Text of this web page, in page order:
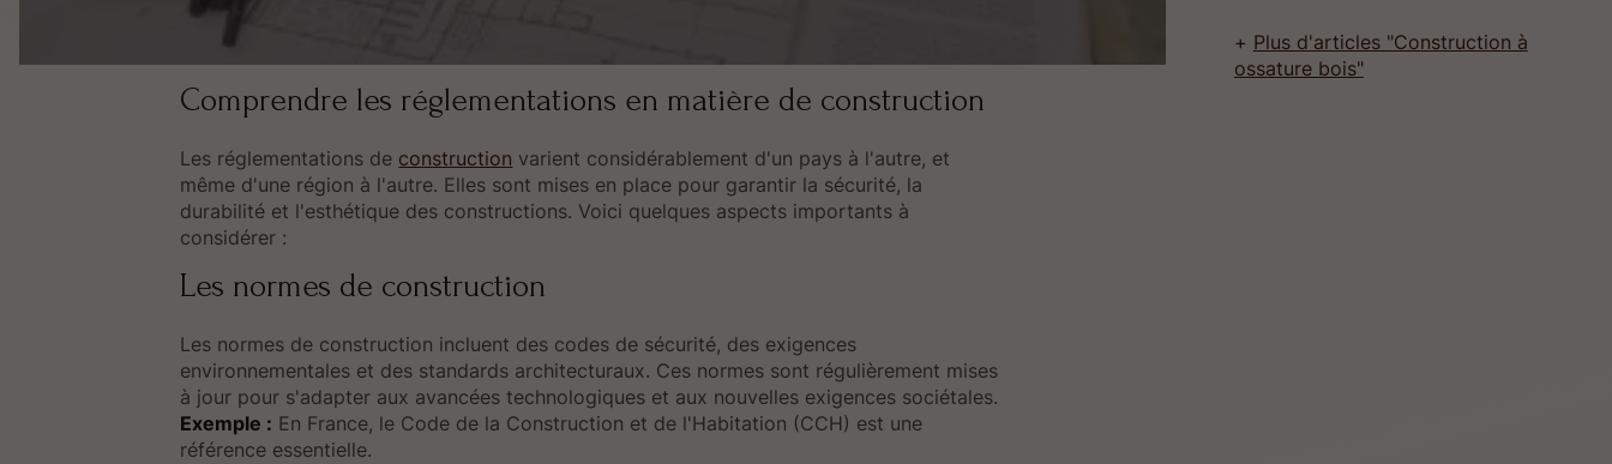
Plus d'articles "Construction à
ossature bois"
Comprendre les réglementations en matière de construction
Les réglementations de construction varient considérablement d'un pays à l'autre, et
même d'une région à l'autre. Elles sont mises en place pour garantir la sécurité, la
durabilité et l'esthétique des constructions. Voici quelques aspects importants à
considérer :
Les normes de construction
Les normes de construction incluent des codes de sécurité, des exigences
environnementales et des standards architecturaux. Ces normes sont régulièrement mises
à jour pour s'adapter aux avancées technologiques et aux nouvelles exigences sociétales.
Exemple : En France, le Code de la Construction et de l'Habitation (CCH) est une
référence essentielle.